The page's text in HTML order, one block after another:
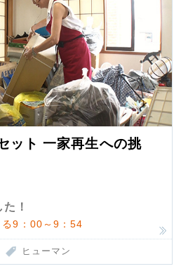
ット 一家再生への挑
！
9：00～9：54
ヒューマン